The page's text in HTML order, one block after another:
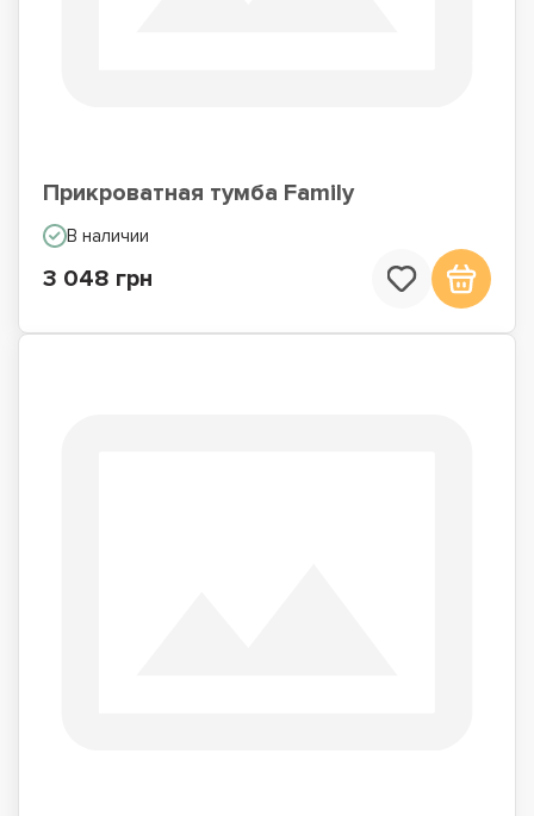
Прикроватная тумба Family
В наличии
3 048 грн